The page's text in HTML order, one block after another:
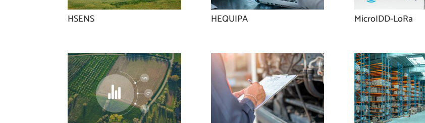
HSENS HEQUIPA MicroIDD-LoRa